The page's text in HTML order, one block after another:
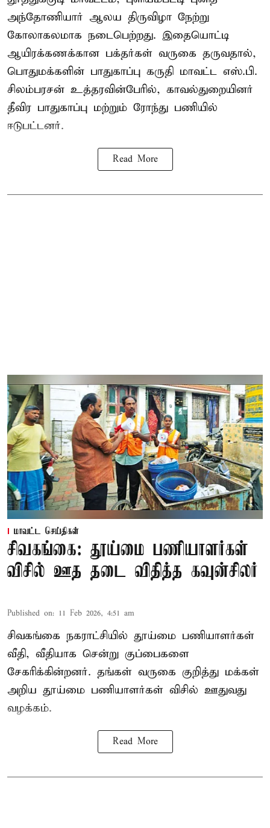
அந்தோணியார் ஆலய திருவிழா நேற்று
கோலாகலமாக நடைபெற்றது. இதையொட்டி
ஆயிரக்கணக்கான பக்தர்கள் வருகை தருவதால்,
பொதுமக்களின் பாதுகாப்பு கருதி மாவட்ட எஸ்.பி.
சிலம்பரசன் உத்தரவின்பேரில், காவல்துறையினர்
தீவிர பாதுகாப்பு மற்றும் ரோந்து பணியில்
ஈடுபட்டனர்.
Read More
மாவட்ட செய்திகள்
சிவகங்கை: தூய்மை பணியாளர்கள்
விசில் ஊத தடை விதித்த கவுன்சிலர்
Published on: 11 Feb 2026, 4:51 am
சிவகங்கை நகராட்சியில் தூய்மை பணியாளர்கள்
வீதி, வீதியாக சென்று குப்பைகளை
சேகரிக்கின்றனர். தங்கள் வருகை குறித்து மக்கள்
அறிய தூய்மை பணியாளர்கள் விசில் ஊதுவது
வழக்கம்.
Read More